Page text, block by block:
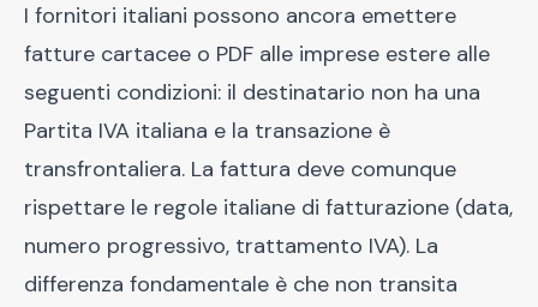
I fornitori italiani possono ancora emettere
fatture cartacee o PDF alle imprese estere alle
seguenti condizioni: il destinatario non ha una
Partita IVA italiana e la transazione è
transfrontaliera. La fattura deve comunque
rispettare le regole italiane di fatturazione (data,
numero progressivo, trattamento IVA). La
differenza fondamentale è che non transita